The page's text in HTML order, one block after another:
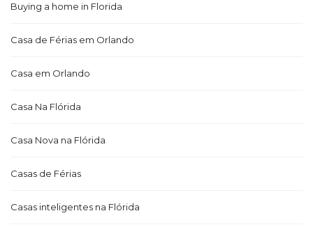
Buying a home in Florida
Casa de Férias em Orlando
Casa em Orlando
Casa Na Flórida
Casa Nova na Flórida
Casas de Férias
Casas inteligentes na Flórida